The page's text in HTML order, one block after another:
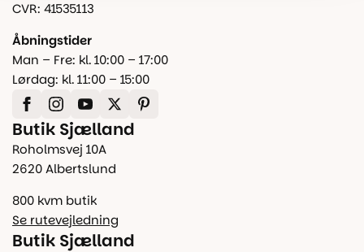
CVR: 41535113
Åbningstider
Man – Fre: kl. 10:00 – 17:00
Lørdag: kl. 11:00 – 15:00
Butik Sjælland
Roholmsvej 10A
2620 Albertslund
800 kvm butik
Se rutevejledning
Butik Sjælland